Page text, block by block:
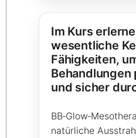
Im Kurs
wesentliche
Fähigkeiten,
und sicher
natürliche